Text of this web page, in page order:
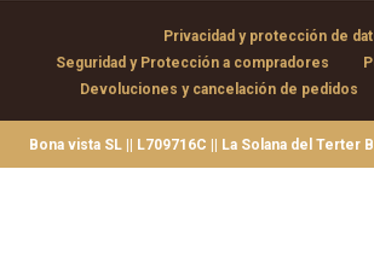
Privacidad y protección de
Seguridad y Protección a compradores
Devoluciones y cancelación de pedidos
Bona vista SL || L709716C || La Solana del Terter